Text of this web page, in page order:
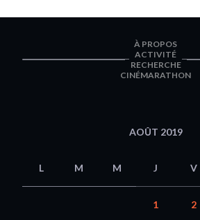
À PROPOS
ACTIVITÉ
RECHERCHE
CINÉMARATHON
AOÛT 2019
L M M J V
1 2